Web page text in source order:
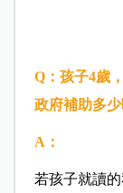
Q：孩子4歲
政府補助多少
A：
若孩子就讀